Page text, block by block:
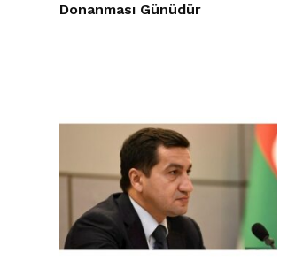
Donanması Günüdür